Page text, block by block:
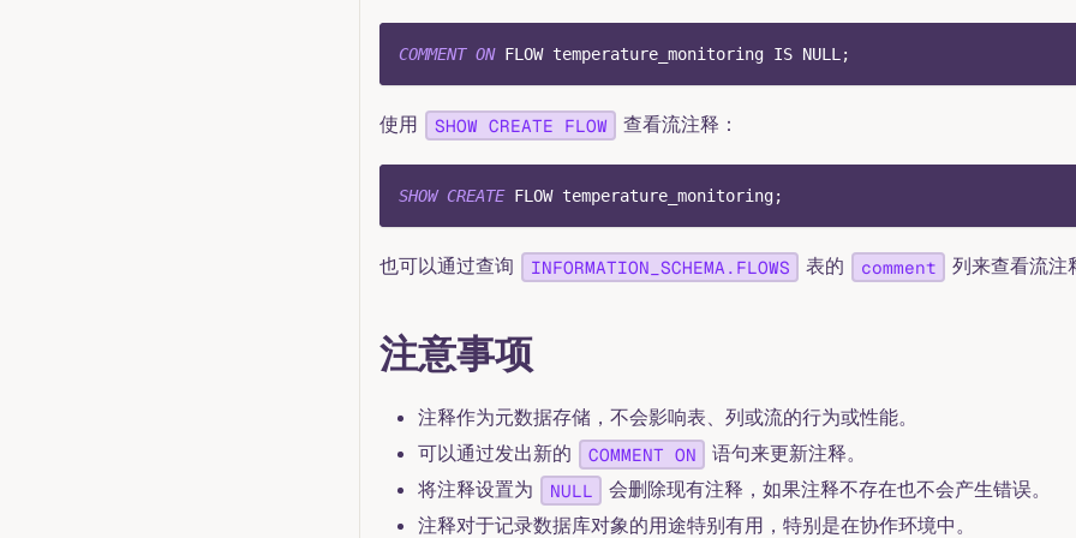
COMMENT ON FLOW temperature_monitoring IS NULL ;
使用 SHOW CREATE FLOW 查看流注释：
SHOW CREATE FLOW temperature_monitoring;
也可以通过查询 INFORMATION_SCHEMA.FLOWS 表的 comment 列来查看流注
注意事项
注释作为元数据存储，不会影响表、列或流的行为或性能。
可以通过发出新的
COMMENT ON
语句来更新注释。
将注释设置为
NULL
会删除现有注释，如果注释不存在也不会产生错误。
注释对于记录数据库对象的用途特别有用，特别是在协作环境中。